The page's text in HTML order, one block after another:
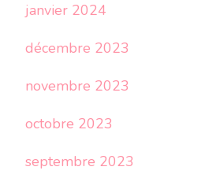
janvier 2024
décembre 2023
novembre 2023
octobre 2023
septembre 2023